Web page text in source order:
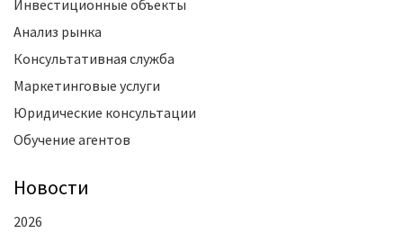
Инвестиционные объекты
Анализ рынка
Консультативная служба
Маркетинговые услуги
Юридические консультации
Обучение агентов
Новости
2026